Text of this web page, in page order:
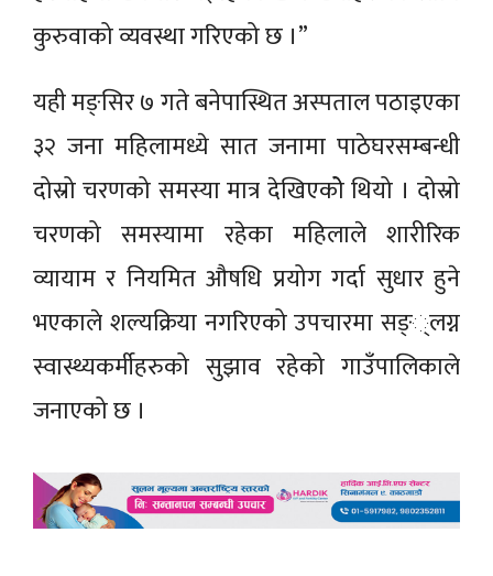
कुरुवाको व्यवस्था गरिएको छ ।”
यही मङ्सिर ७ गते बनेपास्थित अस्पताल पठाइएका
३२ जना महिलामध्ये सात जनामा पाठेघरसम्बन्धी
दोस्रो चरणको समस्या मात्र देखिएकोे थियो । दोस्रो
चरणको समस्यामा रहेका महिलाले शारीरिक
व्यायाम र नियमित औषधि प्रयोग गर्दा सुधार हुने
भएकाले शल्यक्रिया नगरिएको उपचारमा सङ््लग्न
स्वास्थ्यकर्मीहरुको सुझाव रहेको गाउँपालिकाले
जनाएको छ ।